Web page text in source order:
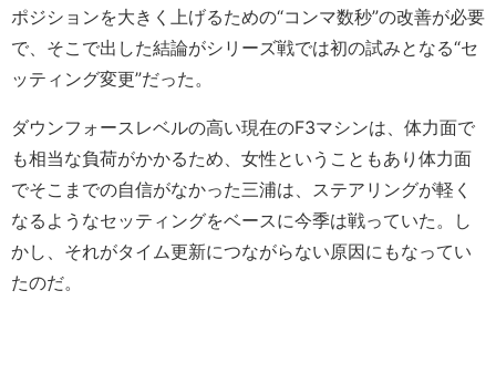
ポジションを大きく上げるための“コンマ数秒”の改善が必要
で、そこで出した結論がシリーズ戦では初の試みとなる“セ
ッティング変更”だった。
ダウンフォースレベルの高い現在のF3マシンは、体力面で
も相当な負荷がかかるため、女性ということもあり体力面
でそこまでの自信がなかった三浦は、ステアリングが軽く
なるようなセッティングをベースに今季は戦っていた。し
かし、それがタイム更新につながらない原因にもなってい
たのだ。